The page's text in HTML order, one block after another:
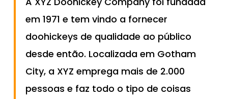
em 1971 e tem vindo a fornecer
doohickeys de qualidade ao público
desde então. Localizada em Gotham
City, a XYZ emprega mais de 2.000
pessoas e faz todo o tipo de coisas